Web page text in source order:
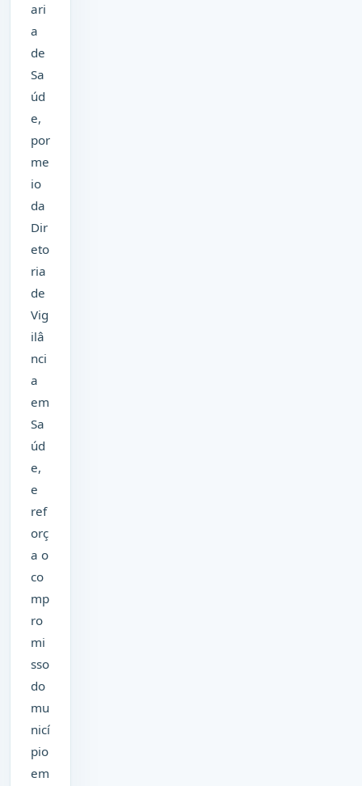
ari
a
de
Sa
úd
e,
por
me
io
da
Dir
eto
ria
de
Vig
ilâ
nci
a
em
Sa
úd
e,
e
ref
orç
a o
co
mp
ro
mi
sso
do
mu
nicí
pio
em